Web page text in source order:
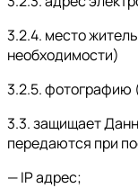
3.2.4. место
необходимости)
3.2.5. фотографию
3.3. защищает
передаются при
— IP адрес;